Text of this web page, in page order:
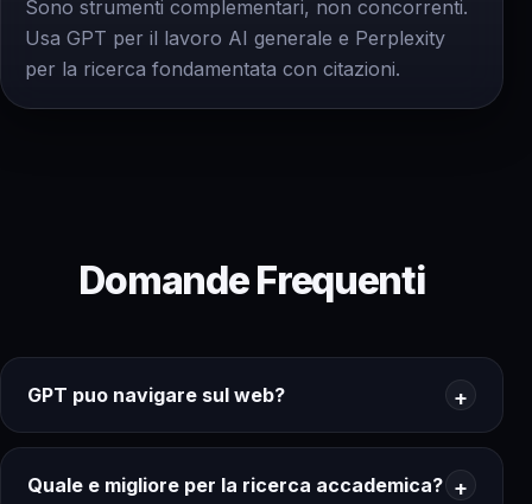
Sono strumenti complementari, non concorrenti.
Usa GPT per il lavoro AI generale e Perplexity
per la ricerca fondamentata con citazioni.
Domande Frequenti
GPT puo navigare sul web?
Quale e migliore per la ricerca accademica?